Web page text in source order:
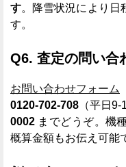
す。降雪状況により日
す。
Q6. 査定の問い合
お問い合わせフォーム
0120-702-708 （平日
0002 までどうぞ。機
概算金額もお伝え可能